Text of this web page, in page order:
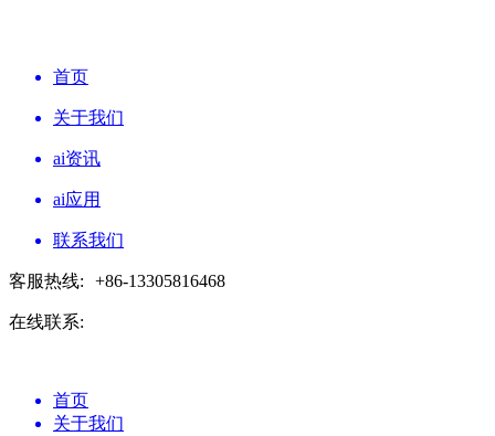
首页
关于我们
ai资讯
ai应用
联系我们
客服热线: +86-13305816468
在线联系:
首页
关于我们